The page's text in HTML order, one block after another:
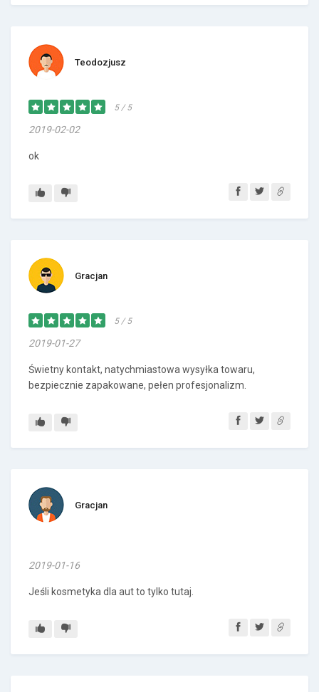
Teodozjusz
5 / 5
2019-02-02
ok
Gracjan
5 / 5
2019-01-27
Świetny kontakt, natychmiastowa wysyłka towaru,
bezpiecznie zapakowane, pełen profesjonalizm.
Gracjan
2019-01-16
Jeśli kosmetyka dla aut to tylko tutaj.